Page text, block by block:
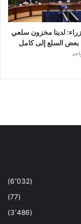
لدينا مخزون سلعي
السلع إلى كامل
(6٬032)
(77)
(3٬486)